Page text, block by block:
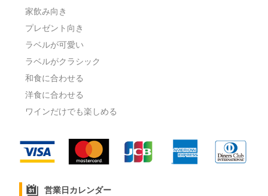
家飲み向き
プレゼント向き
ラベルが可愛い
ラベルがクラシック
和食に合わせる
洋食に合わせる
ワインだけでも楽しめる
営業日カレンダー